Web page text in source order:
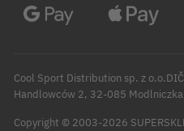
Cool Sport Distribution sp. z
Handlowców 2, 32-085
Copyright © 2003-2026